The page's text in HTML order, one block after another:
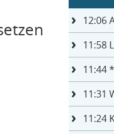
12:06
11:58
11:44
11:31
11:24